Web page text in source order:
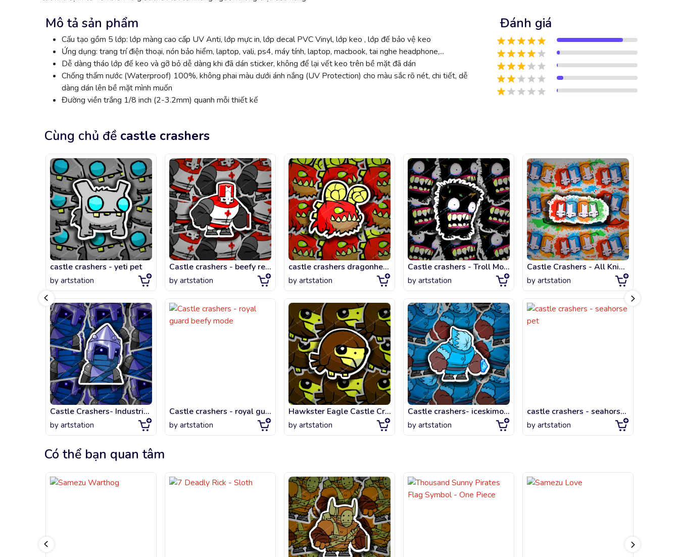
Mô tả sản phẩm
Cấu tạo gồm 5 lớp: lớp màng cao cấp UV Anti, lớp mực in, lớp decal PVC Vinyl, lớp keo , lớp đế bảo vệ keo
Ứng dụng: trang trí điện thoại, nón bảo hiểm, laptop, vali, ps4, máy tính, laptop, macbook, tai nghe headphone,...
Dễ dàng tháo lớp đế keo và gỡ bỏ dễ dàng khi đã dán sticker, không để lại vết keo trên bề mặt đã dán
Chống thấm nước (Waterproof) 100%, không phai màu dưới ánh nắng (UV Protection) cho màu sắc rõ nét, chi tiết, dễ
dàng dán lên bề mặt mình muốn
Đường viền trắng 1/8 inch (2-3.2mm) quanh mỗi thiết kế
Đánh giá
Cùng chủ đề castle crashers
castle crashers - yeti pet
by artstation
Castle Crashers- Industrialist
by artstation
Castle crashers - beefy red knight
by artstation
Castle crashers - royal guard beefy mode
by artstation
castle crashers dragonhead pet
by artstation
Hawkster Eagle Castle Crashers Pet
by artstation
Castle crashers - Troll Mother
by artstation
Castle crashers- iceskimo beefy
by artstation
Castle Crashers - All Knights
by artstation
castle crashers - seahorse pet
by artstation
Có thể bạn quan tâm